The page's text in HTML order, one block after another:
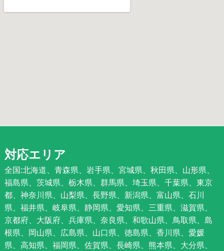
対応エリア
全国:北海道、青森県、岩手県、宮城県、秋田県、山形県、
福島県、茨城県、栃木県、群馬県、埼玉県、千葉県、東京
都、神奈川県、山梨県、長野県、新潟県、富山県、石川
県、福井県、岐阜県、静岡県、愛知県、三重県、滋賀県、
京都府、大阪府、兵庫県、奈良県、和歌山県、鳥取県、島
根県、岡山県、広島県、山口県、徳島県、香川県、愛媛
県、高知県、福岡県、佐賀県、長崎県、熊本県、大分県、